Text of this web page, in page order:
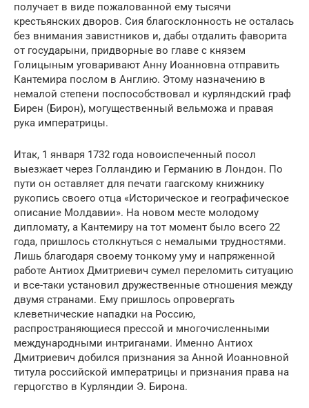
получает в виде пожалованной ему тысячи
крестьянских дворов. Сия благосклонность не осталась
без внимания завистников и, дабы отдалить фаворита
от государыни, придворные во главе с князем
Голицыным уговаривают Анну Иоанновна отправить
Кантемира послом в Англию. Этому назначению в
немалой степени поспособствовал и курляндский граф
Бирен (Бирон), могущественный вельможа и правая
рука императрицы.
Итак, 1 января 1732 года новоиспеченный посол
выезжает через Голландию и Германию в Лондон. По
пути он оставляет для печати гаагскому книжнику
рукопись своего отца «Историческое и географическое
описание Молдавии». На новом месте молодому
дипломату, а Кантемиру на тот момент было всего 22
года, пришлось столкнуться с немалыми трудностями.
Лишь благодаря своему тонкому уму и напряженной
работе Антиох Дмитриевич сумел переломить ситуацию
и все-таки установил дружественные отношения между
двумя странами. Ему пришлось опровергать
клеветнические нападки на Россию,
распространяющиеся прессой и многочисленными
международными интриганами. Именно Антиох
Дмитриевич добился признания за Анной Иоанновной
титула российской императрицы и признания права на
герцогство в Курляндии Э. Бирона.